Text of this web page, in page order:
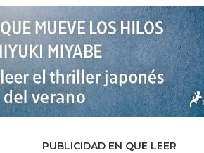
PUBLICIDAD EN QUE LEER